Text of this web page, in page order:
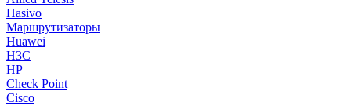
Hasivo
Маршрутизаторы
Huawei
H3C
HP
Check Point
Cisco